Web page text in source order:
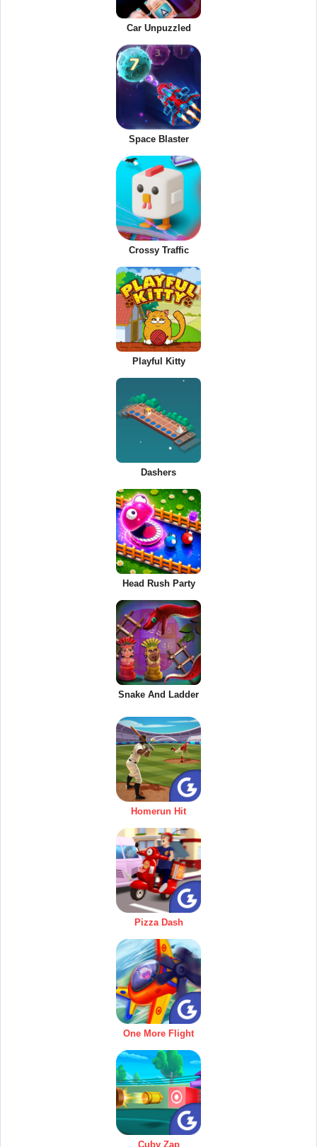
Car Unpuzzled
Space Blaster
Crossy Traffic
Playful Kitty
Dashers
Head Rush Party
Snake And Ladder
Homerun Hit
Pizza Dash
One More Flight
Cuby Zap